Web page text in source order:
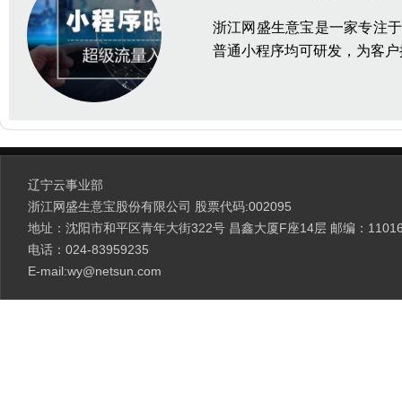
浙江网盛生意宝是一家专注
普通小程序均可研发，为客
辽宁云事业部
浙江网盛生意宝股份有限公司 股票代码:002095
地址：沈阳市和平区青年大街322号 昌鑫大厦F座14层 邮编：
电话：024-83959235
E-mail:wy@netsun.com